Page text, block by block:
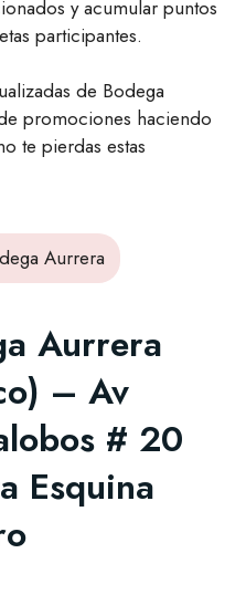
y acumular puntos
participantes.
de Bodega
promociones haciendo
te pierdas estas
Aurrera
Aurrera
– Av
# 20
Esquina